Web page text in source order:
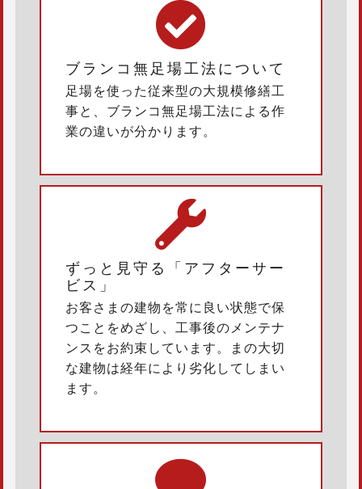
ブランコ無足場工法について
足場を使った従来型の大規模修繕工
事と、ブランコ無足場工法による作
業の違いが分かります。
ずっと見守る「アフターサー
ビス」
お客さまの建物を常に良い状態で保
つことをめざし、工事後のメンテナ
ンスをお約束しています。まの大切
な建物は経年により劣化してしまい
ます。